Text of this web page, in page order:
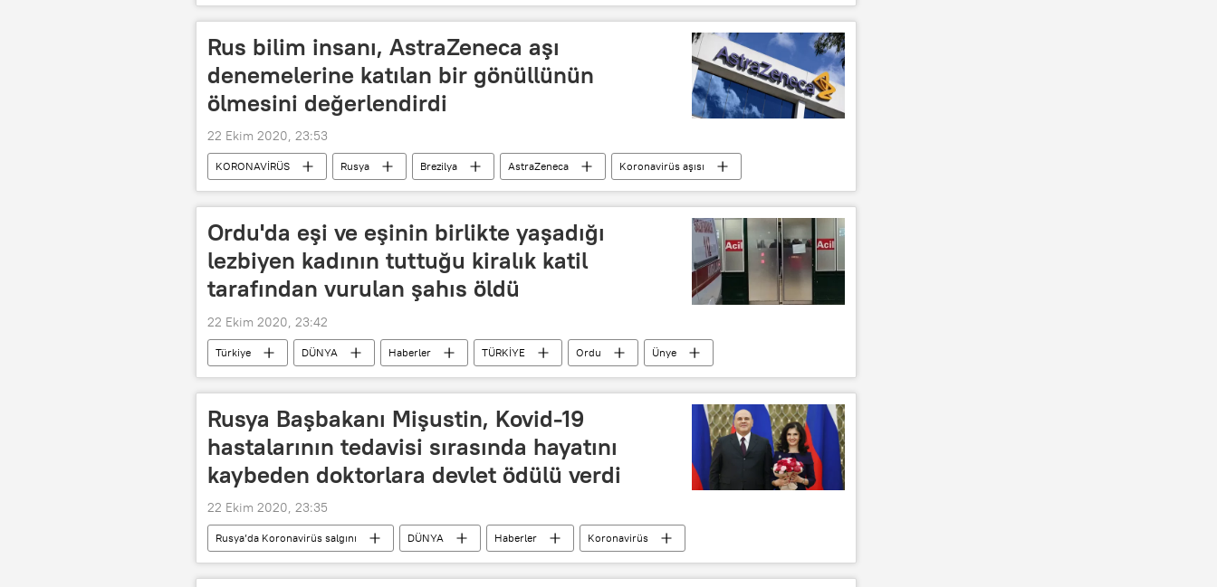
ABD
liderler Rusya
Rus bilim insanı, AstraZeneca aşı
denemelerine katılan bir gönüllünün
ölmesini değerlendirdi
22 Ekim 2020, 23:53
KORONAVİRÜS Rusya Brezilya AstraZeneca
Koronavirüs aşısı
Gamaleya Araştırma Merkezi
Aleksandr Gintsburg
Ordu'da eşi ve eşinin birlikte yaşadığı
lezbiyen kadının tuttuğu kiralık katil
tarafından vurulan şahıs öldü
22 Ekim 2020, 23:42
Türkiye DÜNYA Haberler TÜRKİYE Ordu
Ünye
lezbiyen
çift evlilik dışı ilişki kiralık katil Cinayet
Rusya Başbakanı Mişustin, Kovid-19
hastalarının tedavisi sırasında hayatını
kaybeden doktorlara devlet ödülü verdi
22 Ekim 2020, 23:35
Rusya’da Koronavirüs salgını DÜNYA Haberler
Koronavirüs
Kovid-19
Rusya Mihail Mişustin Sağlık çalışanı Ödül